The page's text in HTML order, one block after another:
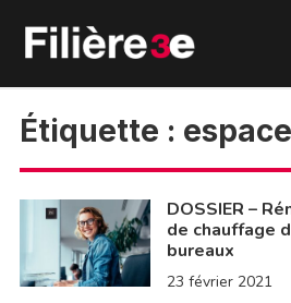
Étiquette :
DOSSIER –
de chauffage
bureaux
23 février 2021